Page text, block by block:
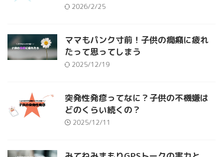
2026/2/25
ママもパンク寸前！子供の癇癪に疲れ
たって思ってしまう
2025/12/19
突発性発疹ってなに？子供の不機嫌は
どのくらい続くの？
2025/12/11